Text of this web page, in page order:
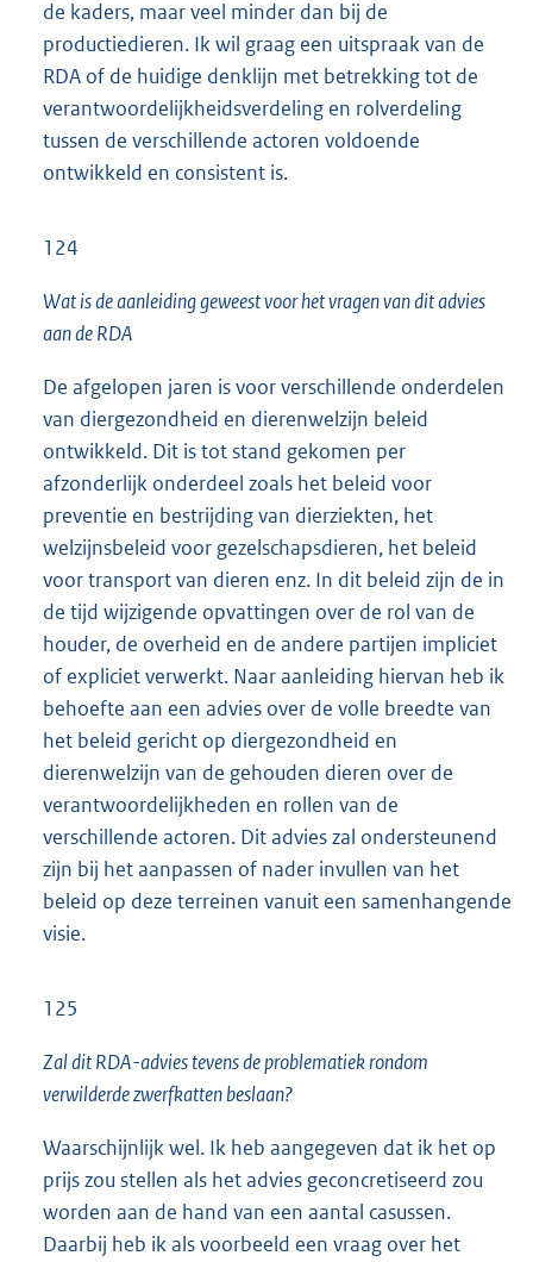
de kaders, maar veel minder dan bij de
productiedieren. Ik wil graag een uitspraak van de
RDA of de huidige denklijn met betrekking tot de
verantwoordelijkheidsverdeling en rolverdeling
tussen de verschillende actoren voldoende
ontwikkeld en consistent is.
124
Wat is de aanleiding geweest voor het vragen van dit advies
aan de RDA
De afgelopen jaren is voor verschillende onderdelen
van diergezondheid en dierenwelzijn beleid
ontwikkeld. Dit is tot stand gekomen per
afzonderlijk onderdeel zoals het beleid voor
preventie en bestrijding van dierziekten, het
welzijnsbeleid voor gezelschapsdieren, het beleid
voor transport van dieren enz. In dit beleid zijn de in
de tijd wijzigende opvattingen over de rol van de
houder, de overheid en de andere partijen impliciet
of expliciet verwerkt. Naar aanleiding hiervan heb ik
behoefte aan een advies over de volle breedte van
het beleid gericht op diergezondheid en
dierenwelzijn van de gehouden dieren over de
verantwoordelijkheden en rollen van de
verschillende actoren. Dit advies zal ondersteunend
zijn bij het aanpassen of nader invullen van het
beleid op deze terreinen vanuit een samenhangende
visie.
125
Zal dit RDA-advies tevens de problematiek rondom
verwilderde zwerfkatten beslaan?
Waarschijnlijk wel. Ik heb aangegeven dat ik het op
prijs zou stellen als het advies geconcretiseerd zou
worden aan de hand van een aantal casussen.
Daarbij heb ik als voorbeeld een vraag over het